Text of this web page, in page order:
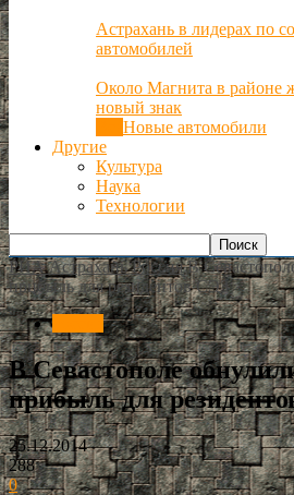
Астрахань в лидерах по
автомобилей
Около Магнита в районе
новый знак
Новые автомобили
Другие
Культура
Наука
Технологии
РИА Астрахань Россия В
прибыль для резидентов СЭЗ
В Севастополе
прибыль для
25.12.2014
288
0